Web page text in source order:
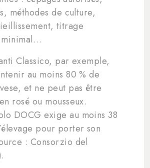
méthodes de culture,
titrage
Classico, par exemple,
au moins 80 % de
et ne peut pas être
rosé ou mousseux.
DOCG exige au moins 38
pour porter son
: Consorzio del